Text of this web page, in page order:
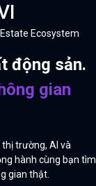
Ecosystem
động sản.
gian
thị trường, AI và
hành cùng bạn tìm
gian thật.